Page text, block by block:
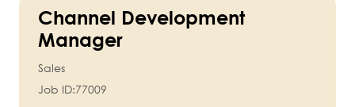
Channel Development
Manager
Sales
Job ID:77009